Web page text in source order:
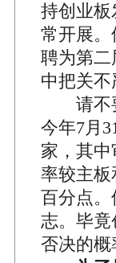
持创业
常开展
聘为第
中把关不
请不要
今年7月
家，其中
率较主板
百分点
志。毕
否决的概